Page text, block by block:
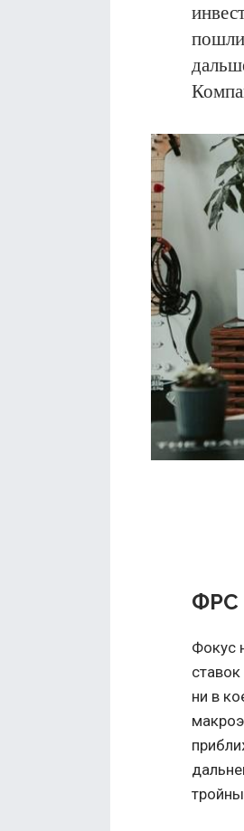
ФРС
Фокус
ни в